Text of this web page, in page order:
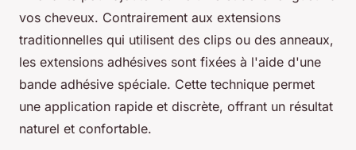
vos cheveux. Contrairement aux extensions
traditionnelles qui utilisent des clips ou des anneaux,
les extensions adhésives sont fixées à l'aide d'une
bande adhésive spéciale. Cette technique permet
une application rapide et discrète, offrant un résultat
naturel et confortable.